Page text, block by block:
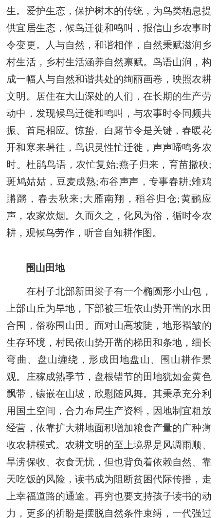
生。爱护生态，保护树木的传统，为鸟类栖息提
供宜居生态，候鸟迁徙和鸣叫，报信山乡农事时
令变更。人与自然，和谐相伴，自然秉赋滋润乡
村生活，乡村生活涵养自然禀赋。鸟语山涧，构
成一幅人与自然和谐共处的绚丽画卷，映照农耕
文明。居住在大山深处的人们，在长期的生产劳
动中，发现候鸟迁徙和鸣叫，与农事时令同频共
振、首尾相应。惊蛰、白露节令是关键，春暖花
开和寒来暑往，鸟识灵性忙迁徙，声声啼鸣务农
时。杜鹃鸟语，农忙复始;燕子归来，育苗撒秧;
斑鸠姑姑，豆麦成熟;布谷声声，专事春耕;雉鸡
蹡蹡，春去秋来;大雁南翔，稻谷归仓;黄鹂应
声，农家炊烟。久而久之，化风为俗，循时令农
耕，观候鸟劳作，听音自知耕作图。
围山田地
在村子北部新田梁子有一个椭圆形小山包，
上部山丘为旱地，下部被三坵依山势开凿的水田
合围，俗称围山田。面对山高坡陡，地形褶皱的
生存环境，村民依山势开凿的梯田和条地，细长
弯曲、盘山缠绕，形成田地盘山、围山耕作景
观。庄稼成熟季节，盘根错节的田地犹如金黄色
飘带，镶嵌在山坡，欣慰随风舞。其秉承充分利
用国土空间，合力布局生产资料，因地制宜粗放
经营，依靠扩大耕地面积增加粮食产量的广种薄
收农耕模式。农耕文明的至上境界是风调雨顺、
旱涝保收、衣食无忧，但也背负着依赖自然、靠
天吃饭的风险，读书成为阻断贫困代际传播，走
上幸福道路的通途。再穷也要支持孩子读书的动
力，更多的祈盼是摆脱自然条件束缚，一代强过